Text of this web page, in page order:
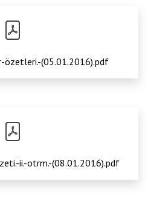
özetleri.-(05.01.2016).pdf
ii.-otrm.-(08.01.2016).pdf